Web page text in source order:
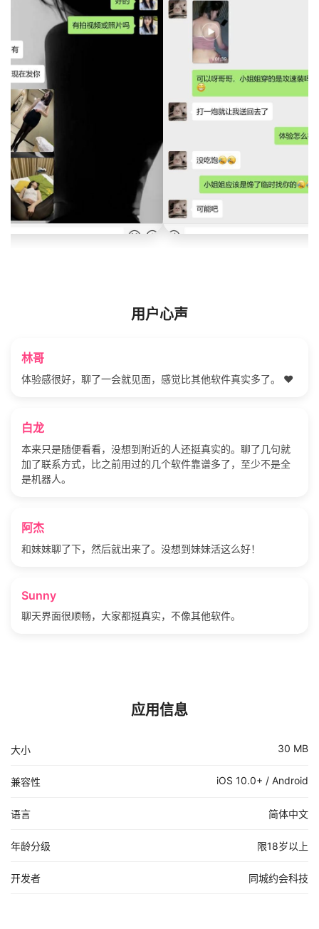
用户心声
林哥
体验感很好，聊了一会就见面，感觉比其他软件真实多了。 ❤️
白龙
本来只是随便看看，没想到附近的人还挺真实的。聊了几句就
加了联系方式，比之前用过的几个软件靠谱多了，至少不是全
是机器人。
阿杰
和妹妹聊了下，然后就出来了。没想到妹妹活这么好！
Sunny
聊天界面很顺畅，大家都挺真实，不像其他软件。
应用信息
大小 30 MB
兼容性 iOS 10.0+ / Android
语言 简体中文
年龄分级 限18岁以上
开发者 同城约会科技